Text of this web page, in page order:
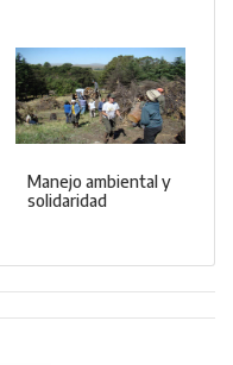
Manejo ambiental y
solidaridad